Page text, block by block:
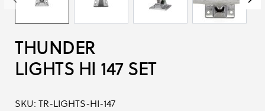
THUNDER
LIGHTS HI 147 SET
SKU: TR-LIGHTS-HI-147